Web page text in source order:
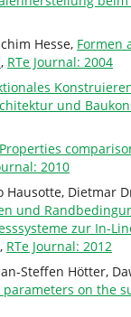
Hesse, Formen
, RTe Journal: 2004
und
Properties
2010
Hausotte, Dietmar
und
zur In-
, RTe Journal: 2012
Steffen Hötter,
on the